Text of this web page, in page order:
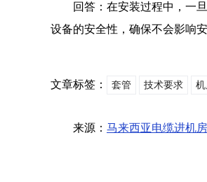
回答：在安装过程中，一
设备的安全性，确保不会影响安
文章标签： 套管 技术要求
来源： 马来西亚电缆进机